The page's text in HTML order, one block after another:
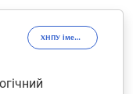
ХНПУ імені Г.С.Сковороди